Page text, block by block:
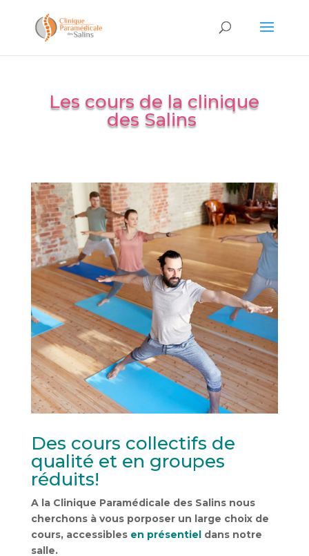
Les cours de la clinique
des Salins
Des cours collectifs de
qualité et en groupes
réduits!
A la Clinique Paramédicale des Salins nous
cherchons à vous porposer un large choix de
cours, accessiblesen présentieldans notre
salle.